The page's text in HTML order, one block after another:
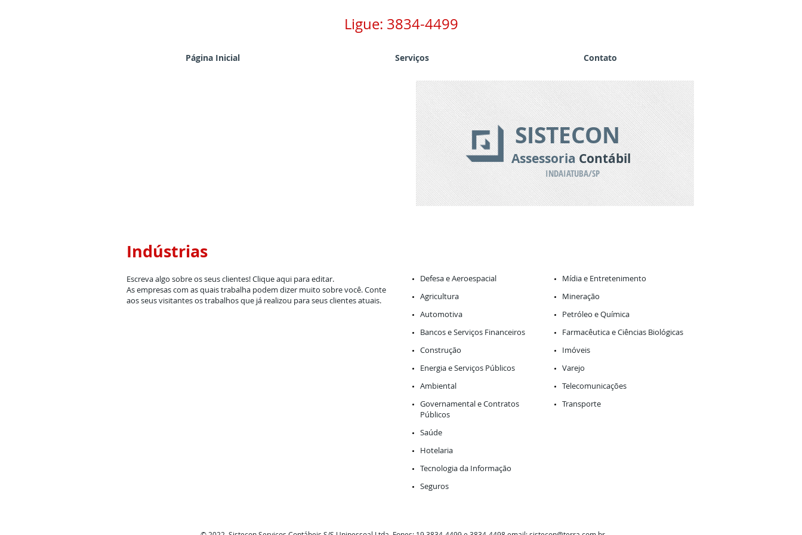
Ligue: 3834-4499
Página Inicial Serviços Contato
AssessoriaContábil
SISTECON
INDAIATUBA/SP
Indústrias
Escreva algo sobre os seus clientes! Clique aqui para editar.
As empresas com as quais trabalha podem dizer muito sobre você. Conte
aos seus visitantes os trabalhos que já realizou para seus clientes atuais.
Defesa e Aeroespacial
Agricultura
Automotiva
Bancos e Serviços Financeiros
Construção
Energia e Serviços Públicos
Ambiental
Governamental e Contratos
Públicos
Saúde
Hotelaria
Tecnologia da Informação
Seguros
Mídia e Entretenimento
Mineração
Petróleo e Química
Farmacêutica e Ciências Biológicas
Imóveis
Varejo
Telecomunicações
Transporte